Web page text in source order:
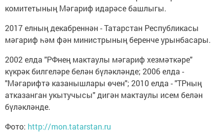
комитетының Мәгариф идарәсе башлыгы.
2017 елның декабреннән - Татарстан Республикасы
мәгариф һәм фән министрының беренче урынбасары.
2002 елда "РФнең мактаулы мәгариф хезмәткәре"
күкрәк билгеләре белән бүләкләнде; 2006 елда -
"Мәгарифтә казанышлары өчен"; 2010 елда - "ТРның
атказанган укытучысы" дигән мактаулы исем белән
бүләкләнде.
Фото: http://mon.tatarstan.ru